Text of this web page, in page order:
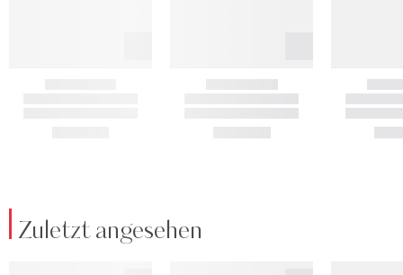
Zuletzt angesehen